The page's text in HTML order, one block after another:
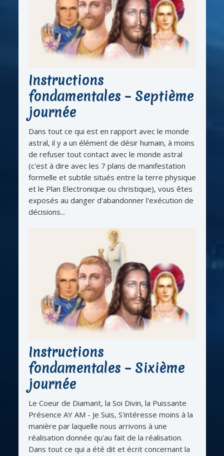
Instructions
fondamentales – Septième
journée
Dans tout ce qui est en rapport avec le monde
astral, il y a un élément de désir humain, à moins
de refuser tout contact avec le monde astral
(c'est à dire avec les 7 plans de manifestation
formelle et subtile situés entre la terre physique
et le Plan Electronique ou christique), vous êtes
exposés au danger d'abandonner l'exécution de
décisions...
Instructions
fondamentales – Sixième
journée
Le Coeur de Diamant, la Soi Divin, la Puissante
Présence AY AM - Je Suis, S'intéresse moins à la
manière par laquelle nous arrivons à une
réalisation donnée qu'au fait de la réalisation.
Dans tout ce qui a été dit et écrit concernant la